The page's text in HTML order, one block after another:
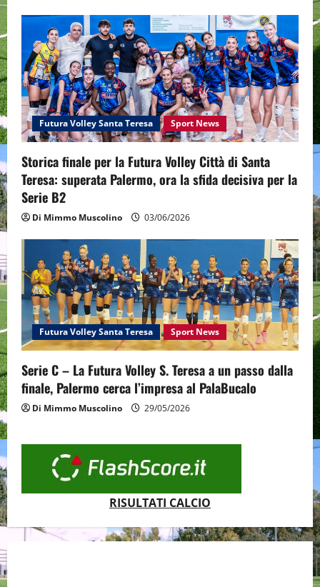
Futura Volley Santa Teresa Sport News
Storica finale per la Futura Volley Città di Santa
Teresa: superata Palermo, ora la sfida decisiva per la
Serie B2
Di Mimmo Muscolino 03/06/2026
Futura Volley Santa Teresa Sport News
Serie C – La Futura Volley S. Teresa a un passo dalla
finale, Palermo cerca l’impresa al PalaBucalo
Di Mimmo Muscolino 29/05/2026
RISULTATI CALCIO